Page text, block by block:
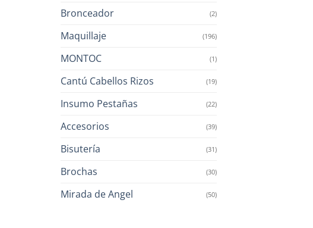
Bronceador (2)
Maquillaje (196)
MONTOC (1)
Cantú Cabellos Rizos (19)
Insumo Pestañas (22)
Accesorios (39)
Bisutería (31)
Brochas (30)
Mirada de Angel (50)